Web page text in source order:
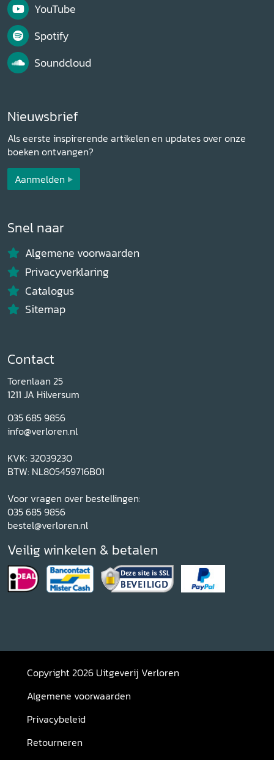
YouTube
Spotify
Soundcloud
Nieuwsbrief
Als eerste inspirerende artikelen en updates over onze
boeken ontvangen?
Aanmelden
Snel naar
Algemene voorwaarden
Privacyverklaring
Catalogus
Sitemap
Contact
Torenlaan 25
1211 JA Hilversum
035 685 9856
info@verloren.nl
KVK: 32039230
BTW: NL805459716B01
Voor vragen over bestellingen:
035 685 9856
bestel@verloren.nl
Veilig winkelen & betalen
Copyright 2026 Uitgeverij Verloren
Algemene voorwaarden
Privacybeleid
Retourneren